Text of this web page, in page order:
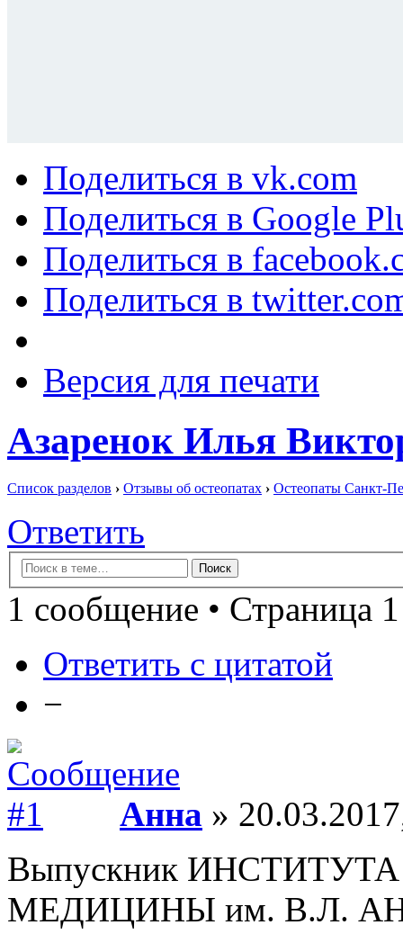
Поделиться в vk.com
Поделиться в Google
Поделиться в
Поделиться в
Версия для печати
Азаренок Илья
Список разделов › Отзывы об остеопатах › Остеопаты Санкт-
Ответить
1 сообщение • Страница
Ответить с цитатой
−
Анна »
Выпускник
МЕДИЦИНЫ им. В.Л.